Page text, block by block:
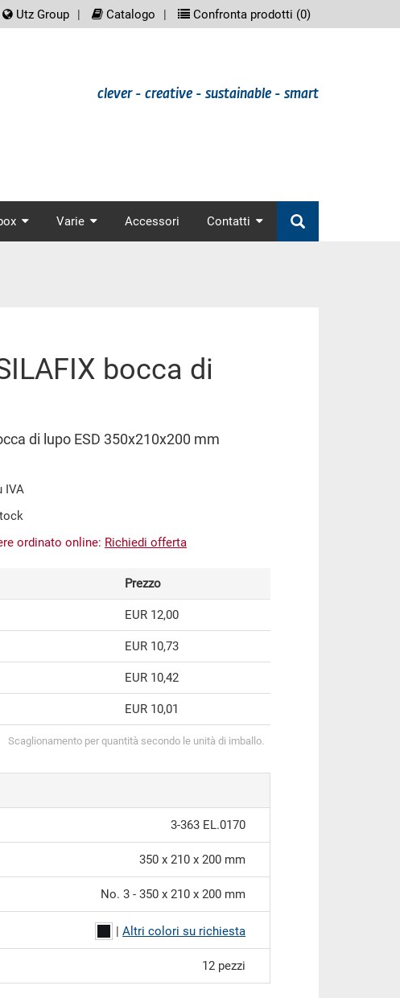
screenreader.meta_nav
Utz Group Catalogo Confronta prodotti (0)
clever - creative - sustainable - smart
Varie Accessori Contatti
bocca di
di lupo ESD 350x210x200 mm
IVA
ordinato online: Richiedi offerta
Prezzo
EUR 12,00
EUR 10,73
EUR 10,42
EUR 10,01
Scaglionamento per quantità secondo le unità di imballo.
3-363 EL.0170
350 x 210 x 200 mm
No. 3 - 350 x 210 x 200 mm
|Altri colori su richiesta
12 pezzi